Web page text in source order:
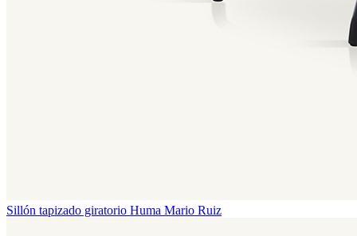
Sillón tapizado giratorio Huma Mario Ruiz